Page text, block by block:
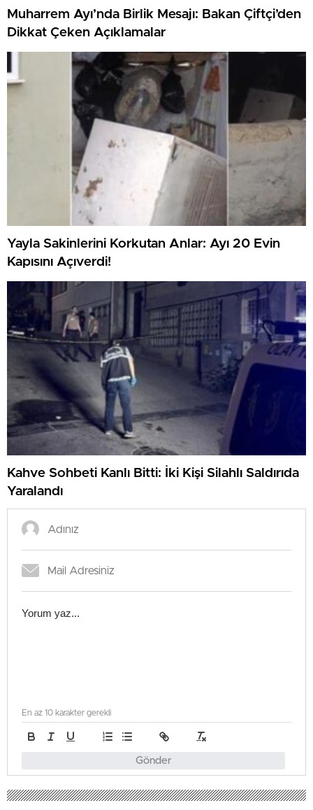
Muharrem Ayı’nda Birlik Mesajı: Bakan Çiftçi’den
Dikkat Çeken Açıklamalar
Yayla Sakinlerini Korkutan Anlar: Ayı 20 Evin
Kapısını Açıverdi!
Kahve Sohbeti Kanlı Bitti: İki Kişi Silahlı Saldırıda
Yaralandı
Gönder
En az 10 karakter gerekli